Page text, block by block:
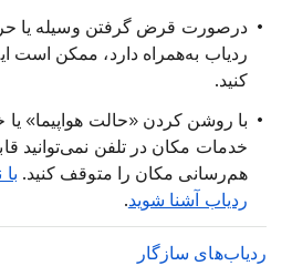
درصورت قرض گرفتن وسیله یا
ردیاب به‌همراه دارد، ممکن است
کنید.
با روشن کردن «حالت هواپیما»
خدمات مکان در تلفن نمی‌توانید
هم‌رسانی مکان را متوقف کنید.
ردیاب آشنا شوید.
ردیاب‌های سازگار